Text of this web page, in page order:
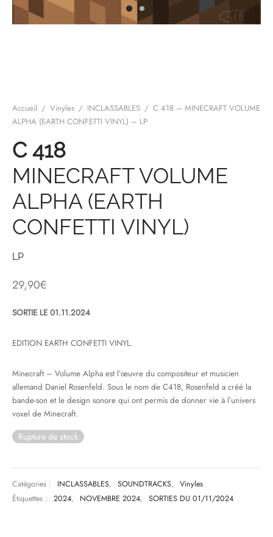
Accueil / Vinyles / INCLASSABLES / C 418 – MINECRAFT VOLUME
ALPHA (EARTH CONFETTI VINYL) – LP
C 418
MINECRAFT VOLUME
ALPHA (EARTH
CONFETTI VINYL)
LP
29,90€
SORTIE LE 01.11.2024
EDITION EARTH CONFETTI VINYL.
Minecraft – Volume Alpha est l’œuvre du compositeur et musicien
allemand Daniel Rosenfeld. Sous le nom de C418, Rosenfeld a créé la
bande-son et le design sonore qui ont permis de donner vie à l’univers
voxel de Minecraft.
Rupture de stock
Catégories : INCLASSABLES, SOUNDTRACKS,
Vinyles
Étiquettes :
2024, NOVEMBRE 2024, SORTIES DU 01/11/2024
Phono
& MINIMALISTE
ROCK
BUT CHIC
& RAP FRANCAIS
ROCK, STONER & HEAVY METAL
DU MONDE
CLASSIQUE
2026
DU 30/10/2026
SKA